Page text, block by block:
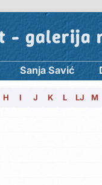
- galerija
Sanja Savić
H I J K L LJ M